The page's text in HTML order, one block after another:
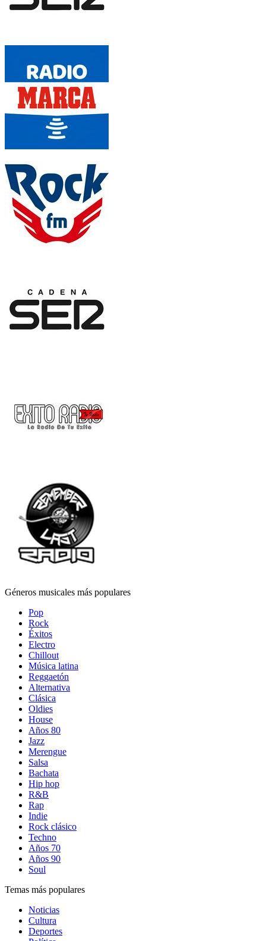
Géneros musicales más populares
Pop
Rock
Éxitos
Electro
Chillout
Música latina
Reggaetón
Alternativa
Clásica
Oldies
House
Años 80
Jazz
Merengue
Salsa
Bachata
Hip hop
R&B
Rap
Indie
Rock clásico
Techno
Años 70
Años 90
Soul
Temas más populares
Noticias
Cultura
Deportes